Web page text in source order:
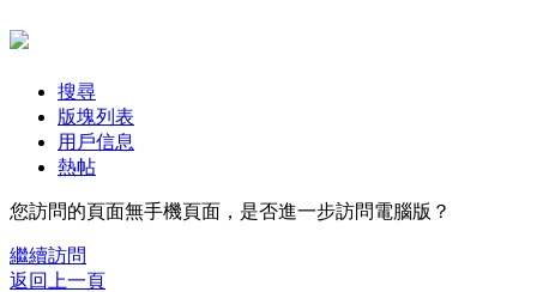
搜尋
版塊列表
用戶信息
熱帖
您訪問的頁面無手機頁面，是否進一步訪問電腦版？
繼續訪問
返回上一頁